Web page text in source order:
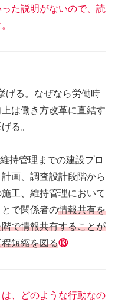
た説明がないので、読
げる。なぜなら労働時
は働き方改革に直結す
る。
持管理までの建設プロ
画、調査設計段階から
工、維持管理において
とで関係者の情報共有を
で情報共有することが
短縮を図る⑬
、どのような行動なの